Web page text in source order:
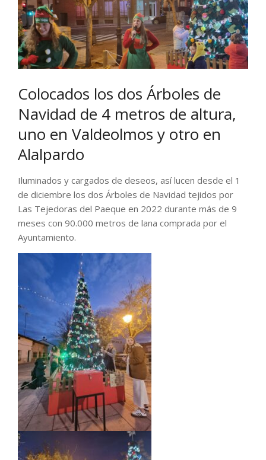
Colocados los dos Árboles de
Navidad de 4 metros de altura,
uno en Valdeolmos y otro en
Alalpardo
Iluminados y cargados de deseos, así lucen desde el 1
de diciembre los dos Árboles de Navidad tejidos por
Las Tejedoras del Paeque en 2022 durante más de 9
meses con 90.000 metros de lana comprada por el
Ayuntamiento.